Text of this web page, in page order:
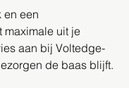
en een
maximale uit je
aan bij Voltedge-
de baas blijft.